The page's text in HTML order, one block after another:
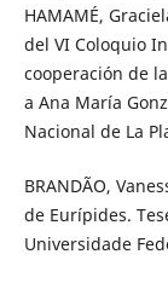
HAMAMÉ,
del VI Coloquio
cooperación de
a Ana María
Nacional de La
BRANDÃO,
de Eurípides.
Universidade